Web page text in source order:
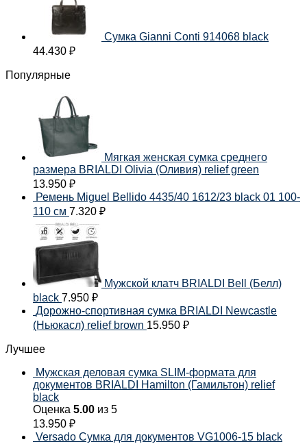
Сумка Gianni Conti 914068 black
44.430 ₽
Популярные
Мягкая женская сумка среднего
размера BRIALDI Olivia (Оливия) relief green
13.950 ₽
Ремень Miguel Bellido 4435/40 1612/23 black 01 100-
110 см 7.320 ₽
Мужской клатч BRIALDI Bell (Белл)
black 7.950 ₽
Дорожно-спортивная сумка BRIALDI Newcastle
(Ньюкасл) relief brown 15.950 ₽
Лучшее
Мужская деловая сумка SLIM-формата для
документов BRIALDI Hamilton (Гамильтон) relief
black
Оценка 5.00 из 5
13.950 ₽
Versado Сумка для документов VG1006-15 black